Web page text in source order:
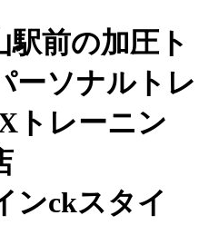
駅前の加圧ト
ーソナルトレ
トレーニン
ンckスタイ